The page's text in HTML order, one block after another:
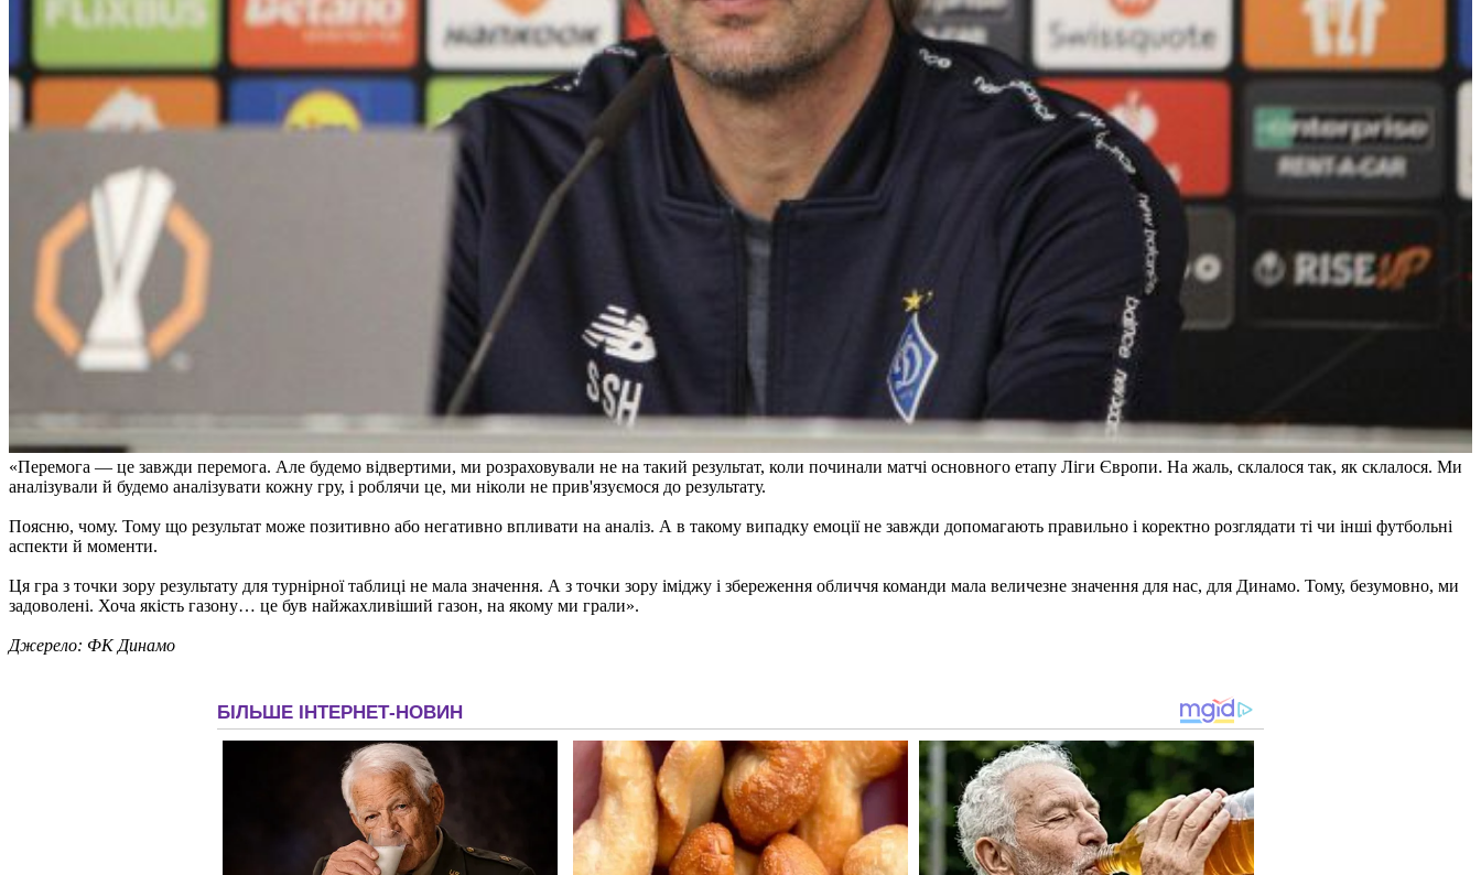
«Перемога — це завжди перемога. Але будемо відвертими, ми розраховували не на такий результат, коли починали матчі основного етапу Ліги Європи. На жаль, склалося так, як склалося. Ми
аналізували й будемо аналізувати кожну гру, і роблячи це, ми ніколи не прив'язуємося до результату.
Поясню, чому. Тому що результат може позитивно або негативно впливати на аналіз. А в такому випадку емоції не завжди допомагають правильно і коректно розглядати ті чи інші футбольні
аспекти й моменти.
Ця гра з точки зору результату для турнірної таблиці не мала значення. А з точки зору іміджу і збереження обличчя команди мала величезне значення для нас, для Динамо. Тому, безумовно, ми
задоволені. Хоча якість газону… це був найжахливіший газон, на якому ми грали».
Джерело: ФК Динамо